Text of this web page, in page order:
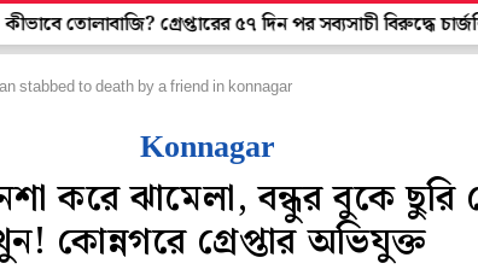
গ্রেপ্তারের ৫৭ দিন পর সব্যসাচী বিরুদ্ধে চার্জশিট
stabbed to death by a friend in konnagar
Konnagar
করে ঝামেলা, বন্ধুর বুকে ছুরি
কোন্নগরে গ্রেপ্তার অভিযুক্ত